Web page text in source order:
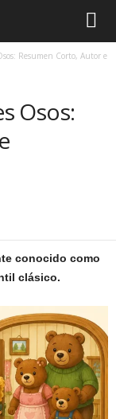
Resumen Corto, Autor e
Osos:
conocido como
clásico.